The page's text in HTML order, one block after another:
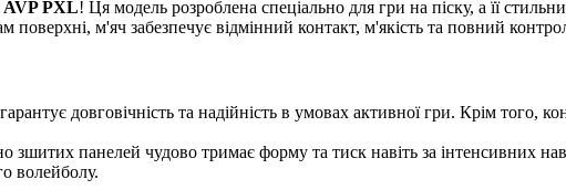
AVP PXL! Ця модель розроблена спеціально для гри на піску, а її
м'яч забезпечує відмінний контакт, м'якість та повний
довговічність та надійність в умовах активної гри. Крім того,
зшитих панелей чудово тримає форму та тиск навіть за інтенсивних
волейболу.